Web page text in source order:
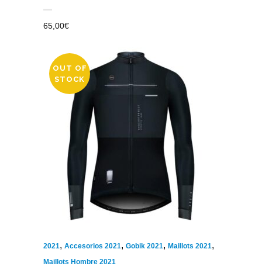
65,00€
OUT OF
STOCK
2021, Accesorios 2021, Gobik 2021, Maillots 2021,
Maillots Hombre 2021